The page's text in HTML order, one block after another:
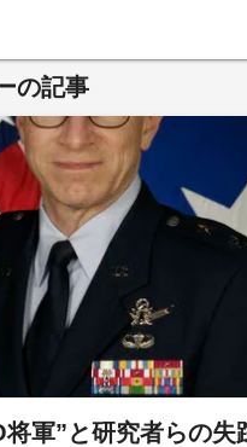
の記事
将軍”と研究者らの失